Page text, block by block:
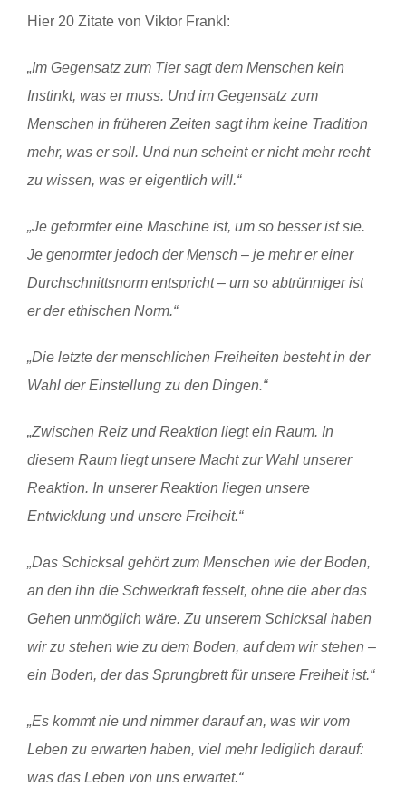
Hier 20 Zitate von Viktor Frankl:
„Im Gegensatz zum Tier sagt dem Menschen kein
Instinkt, was er muss. Und im Gegensatz zum
Menschen in früheren Zeiten sagt ihm keine Tradition
mehr, was er soll. Und nun scheint er nicht mehr recht
zu wissen, was er eigentlich will.“
„Je geformter eine Maschine ist, um so besser ist sie.
Je genormter jedoch der Mensch – je mehr er einer
Durchschnittsnorm entspricht – um so abtrünniger ist
er der ethischen Norm.“
„Die letzte der menschlichen Freiheiten besteht in der
Wahl der Einstellung zu den Dingen.“
„Zwischen Reiz und Reaktion liegt ein Raum. In
diesem Raum liegt unsere Macht zur Wahl unserer
Reaktion. In unserer Reaktion liegen unsere
Entwicklung und unsere Freiheit.“
„Das Schicksal gehört zum Menschen wie der Boden,
an den ihn die Schwerkraft fesselt, ohne die aber das
Gehen unmöglich wäre. Zu unserem Schicksal haben
wir zu stehen wie zu dem Boden, auf dem wir stehen –
ein Boden, der das Sprungbrett für unsere Freiheit ist.“
„Es kommt nie und nimmer darauf an, was wir vom
Leben zu erwarten haben, viel mehr lediglich darauf:
was das Leben von uns erwartet.“